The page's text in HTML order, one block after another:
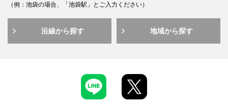
（例：池袋の場合、「池袋駅」とご入力ください）
沿線から探す 地域から探す